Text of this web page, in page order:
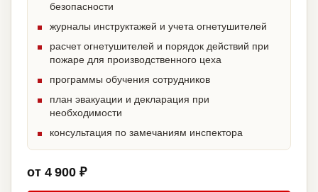
безопасности
журналы инструктажей и учета огнетушителей
расчет огнетушителей и порядок действий при
пожаре для производственного цеха
программы обучения сотрудников
план эвакуации и декларация при
необходимости
консультация по замечаниям инспектора
от 4 900 ₽